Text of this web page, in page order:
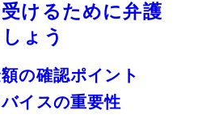
けるために弁護
ょう
の確認ポイント
イスの重要性